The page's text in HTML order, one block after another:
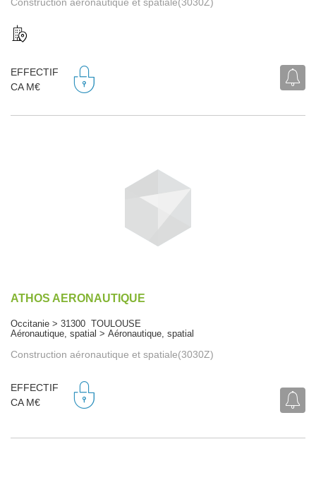
EFFECTIF
CA M€
ATHOS AERONAUTIQUE
Occitanie > 31300 TOULOUSE
Aéronautique, spatial > Aéronautique, spatial
Construction aéronautique et spatiale(3030Z)
EFFECTIF
CA M€